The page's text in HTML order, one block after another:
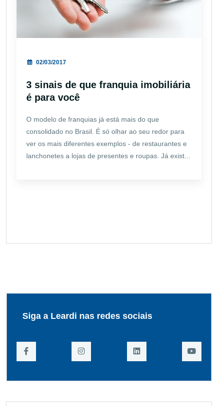
02/03/2017
3 sinais de que franquia imobiliária
é para você
O modelo de franquias já está mais do que
consolidado no Brasil. É só olhar ao seu redor para
ver os mais diferentes exemplos - de restaurantes e
lanchonetes a lojas de presentes e roupas. Já exist...
Siga a Leardi nas redes sociais